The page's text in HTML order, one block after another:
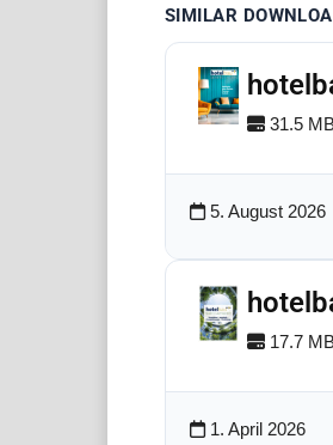
SIMILAR
31.5
5. August 2026
17.7
1. April 2026